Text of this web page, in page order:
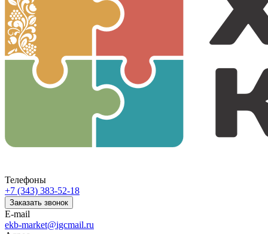
Телефоны
+7 (343) 383-52-18
Заказать звонок
E-mail
ekb-market@igcmail.ru